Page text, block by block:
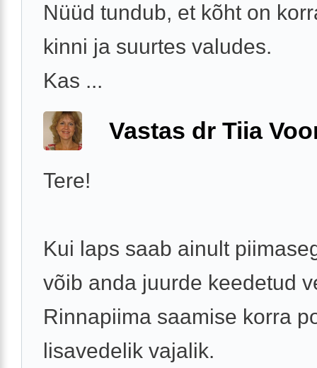
Nüüd tundub, et kõht on
kinni ja suurtes valudes.
Kas ...
Vastas dr Tiia
Tere!
Kui laps saab ainult
võib anda juurde keedetud
Rinnapiima saamise korra
lisavedelik vajalik.